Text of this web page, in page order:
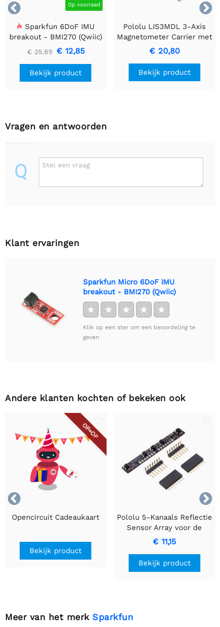

 Op voorraad
Sparkfun 6DoF IMU
breakout - BMI270 (Qwiic)
€ 25,65 € 12,85
Bekijk product
Pololu LIS3MDL 3-Axis
Magnetometer Carrier met
spannings converter
€ 20,80
Bekijk product
Vragen en antwoorden
Q Stel een vraag
Klant ervaringen
Sparkfun Micro 6DoF IMU
breakout - BMI270 (Qwiic)
★ ★ ★ ★ ★
Klik op een ster om een beoordeling te
geven
Andere klanten kochten of bekeken ook


OP=OP
Opencircuit Cadeaukaart
Bekijk product
Pololu 5-Kanaals Reflectie
Sensor Array voor de
Balboa 32U4
Balancerende Robot
€ 11,15
Bekijk product
Meer van het merk Sparkfun